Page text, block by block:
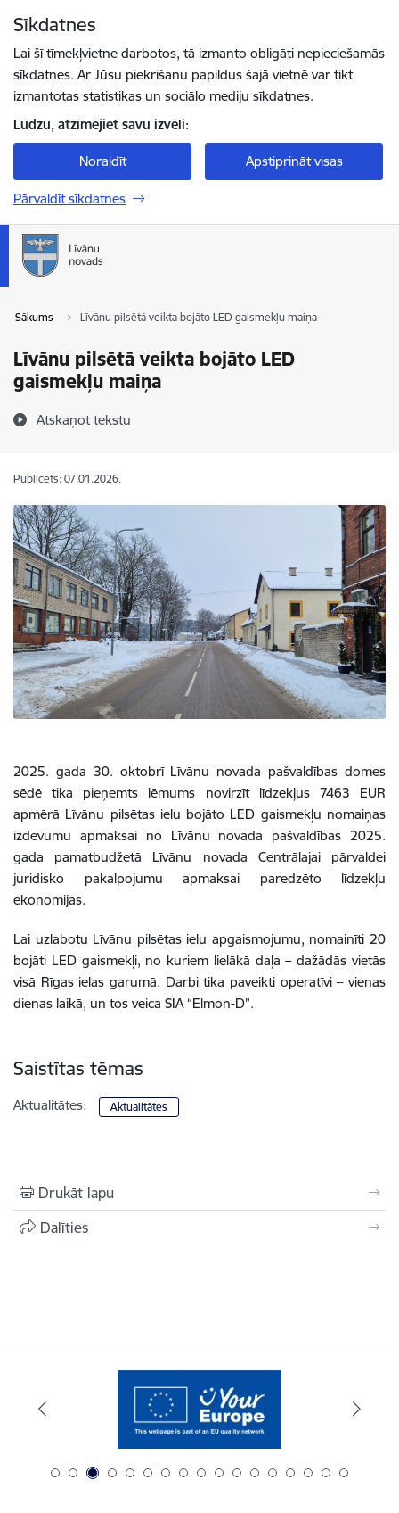
Sīkdatnes
Lai šī tīmekļvietne darbotos, tā izmanto obligāti nepieciešamās
sīkdatnes. Ar Jūsu piekrišanu papildus šajā vietnē var tikt
izmantotas statistikas un sociālo mediju sīkdatnes.
Lūdzu, atzīmējiet savu izvēli:
Noraidīt Apstiprināt visas
Pārvaldīt sīkdatnes
Sākums Līvānu pilsētā veikta bojāto LED gaismekļu maiņa
Līvānu pilsētā veikta bojāto LED
gaismekļu maiņa
Atskaņot tekstu
Publicēts: 07.01.2026.
2025. gada 30. oktobrī Līvānu novada pašvaldības domes
sēdē tika pieņemts lēmums novirzīt līdzekļus 7463 EUR
apmērā Līvānu pilsētas ielu bojāto LED gaismekļu nomaiņas
izdevumu apmaksai no Līvānu novada pašvaldības 2025.
gada pamatbudžetā Līvānu novada Centrālajai pārvaldei
juridisko pakalpojumu apmaksai paredzēto līdzekļu
ekonomijas.
Lai uzlabotu Līvānu pilsētas ielu apgaismojumu, nomainīti 20
bojāti LED gaismekļi, no kuriem lielākā daļa – dažādās vietās
visā Rīgas ielas garumā. Darbi tika paveikti operatīvi – vienas
dienas laikā, un tos veica SIA “Elmon-D”.
Saistītas tēmas
Aktualitātes: Aktualitātes
Drukāt lapu
Dalīties